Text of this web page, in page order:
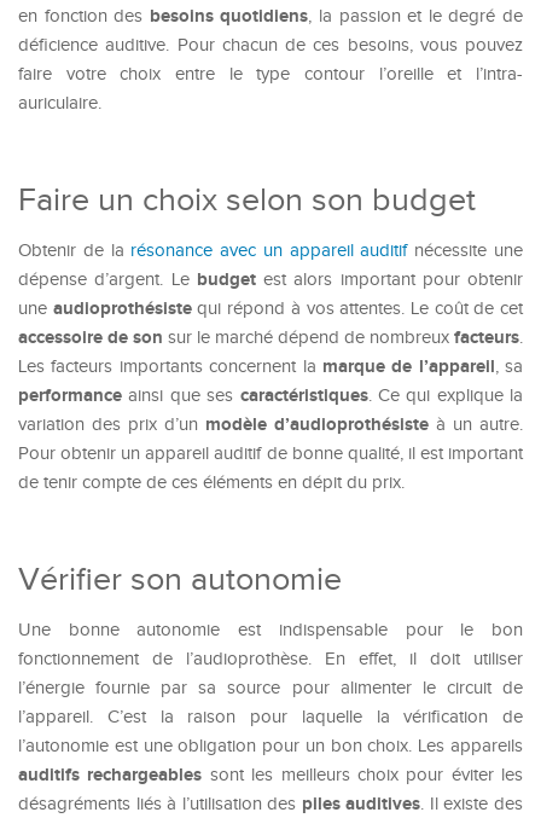
en fonction des besoins quotidiens, la passion et le degré de
déficience auditive. Pour chacun de ces besoins, vous pouvez
faire votre choix entre le type contour l’oreille et l’intra-
auriculaire.
Faire un choix selon son budget
Obtenir de la résonance avec un appareil auditifnécessite une
dépense d’argent. Le budgetest alors important pour obtenir
une audioprothésistequi répond à vos attentes. Le coût de cet
accessoire de son sur le marché dépend de nombreux facteurs.
Les facteurs importants concernent la marque de l’appareil, sa
performance ainsi que ses caractéristiques. Ce qui explique la
variation des prix d’un modèle d’audioprothésiste à un autre.
Pour obtenir un appareil auditif de bonne qualité, il est important
de tenir compte de ces éléments en dépit du prix.
Vérifier son autonomie
Une bonne autonomie est indispensable pour le bon
fonctionnement de l’audioprothèse. En effet, il doit utiliser
l’énergie fournie par sa source pour alimenter le circuit de
l’appareil. C’est la raison pour laquelle la vérification de
l’autonomie est une obligation pour un bon choix. Les appareils
auditifs rechargeables sont les meilleurs choix pour éviter les
désagréments liés à l’utilisation des piles auditives. Il existe des